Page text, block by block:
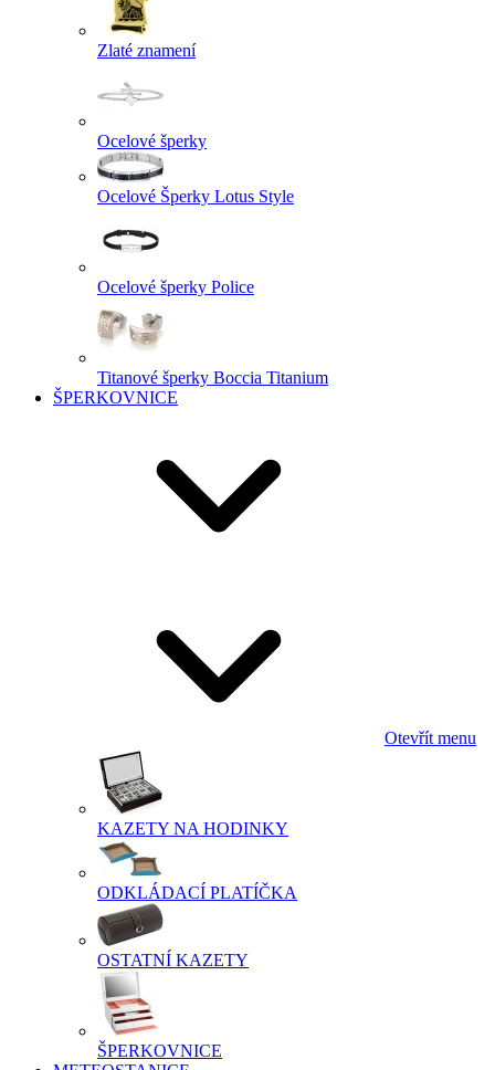
Zlaté znamení
Ocelové šperky
Ocelové Šperky Lotus Style
Ocelové šperky Police
Titanové šperky Boccia Titanium
ŠPERKOVNICE
Otevřít menu
KAZETY NA HODINKY
ODKLÁDACÍ PLATÍČKA
OSTATNÍ KAZETY
ŠPERKOVNICE